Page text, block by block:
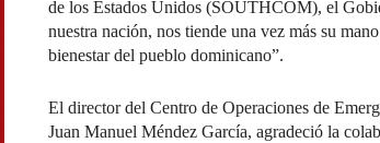
de los Estados Unidos (SOUTHCOM), el
nuestra nación, nos tiende una vez más su
bienestar del pueblo dominicano”.
El director del Centro de Operaciones de
Juan Manuel Méndez García, agradeció la